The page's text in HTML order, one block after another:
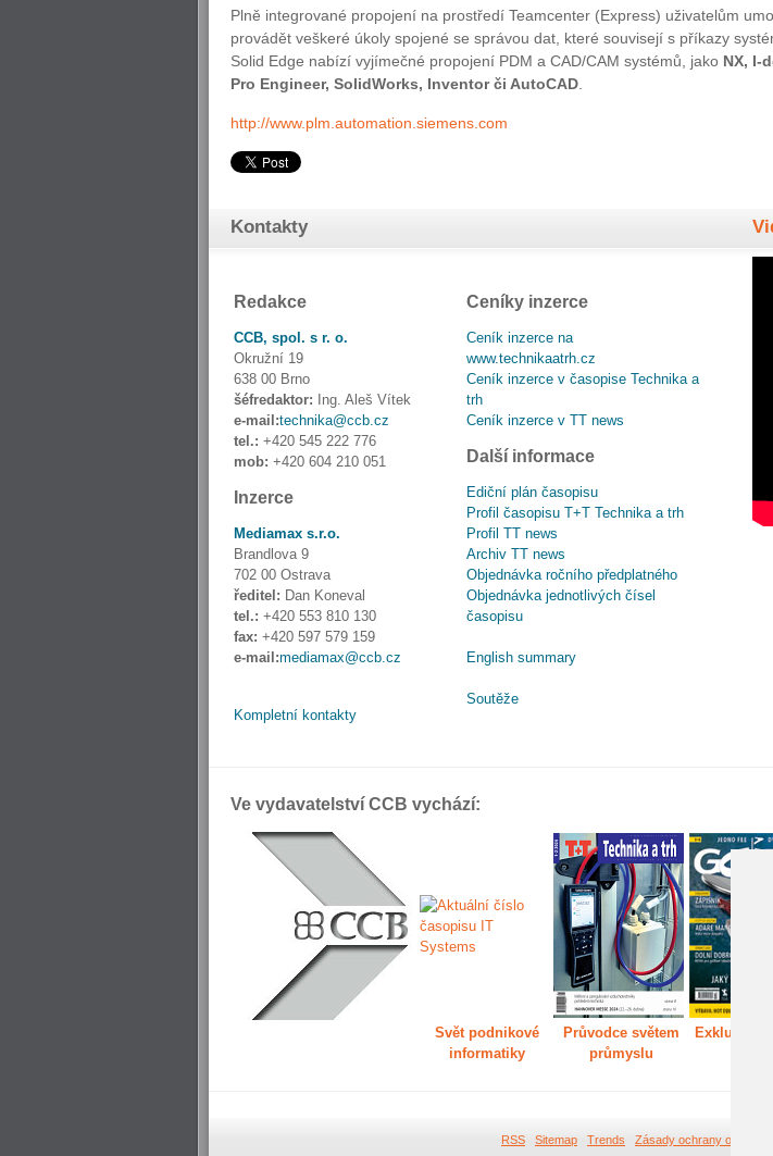
Plně integrované propojení na prostředí Teamcenter (Express) uživatelům
provádět veškeré úkoly spojené se správou dat, které souvisejí s příkazy
Solid Edge nabízí vyjímečné propojení PDM a CAD/CAM systémů, jako NX, I-
Pro Engineer, SolidWorks, Inventor či AutoCAD
http://www.plm.automation.siemens.com
Kontakty
Redakce
CCB, spol. s r. o.
Okružní 19
638 00 Brno
šéfredaktor: Ing. Aleš Vítek
e-mail:technika@ccb.cz
tel.: +420 545 222 776
mob: +420 604 210 051
Inzerce
Mediamax s.r.o.
Brandlova 9
702 00 Ostrava
ředitel: Dan Koneval
tel.: +420 553 810 130
fax: +420 597 579 159
e-mail:mediamax@ccb.cz
Kompletní kontakty
Ceníky inzerce
Ceník inzerce na
www.technikaatrh.cz
Ceník inzerce v časopise Technika a
trh
Ceník inzerce v TT news
Další informace
Ediční plán časopisu
Profil časopisu T+T Technika a trh
Profil TT news
Archiv TT news
Objednávka ročního předplatného
Objednávka jednotlivých čísel
časopisu
English summary
Soutěže
Ve vydavatelství CCB vychází:
Svět podnikové
informatiky
Průvodce světem
průmyslu
Exkluzivně
RSS Sitemap Trends Zásady ochrany osobních